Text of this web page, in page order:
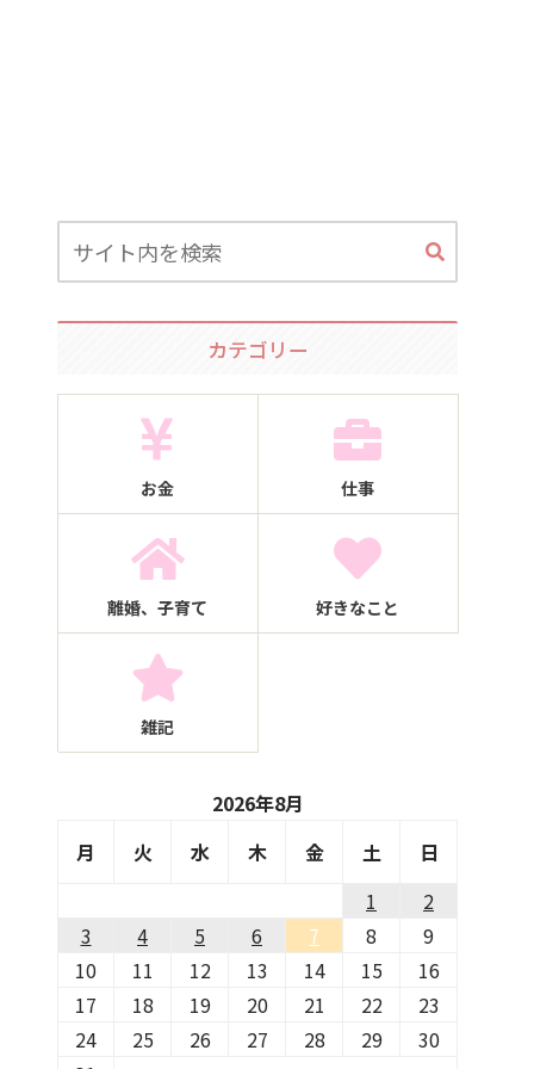
カテゴリー
お金 仕事
離婚、子育て 好きなこと
雑記
2026年8月
月
火 水 木 金 土
日
1
2
3
4 5 6 7 8
9
10
11 12 13 14 15
16
17
18 19 20 21 22
23
24
25 26 27 28 29
30